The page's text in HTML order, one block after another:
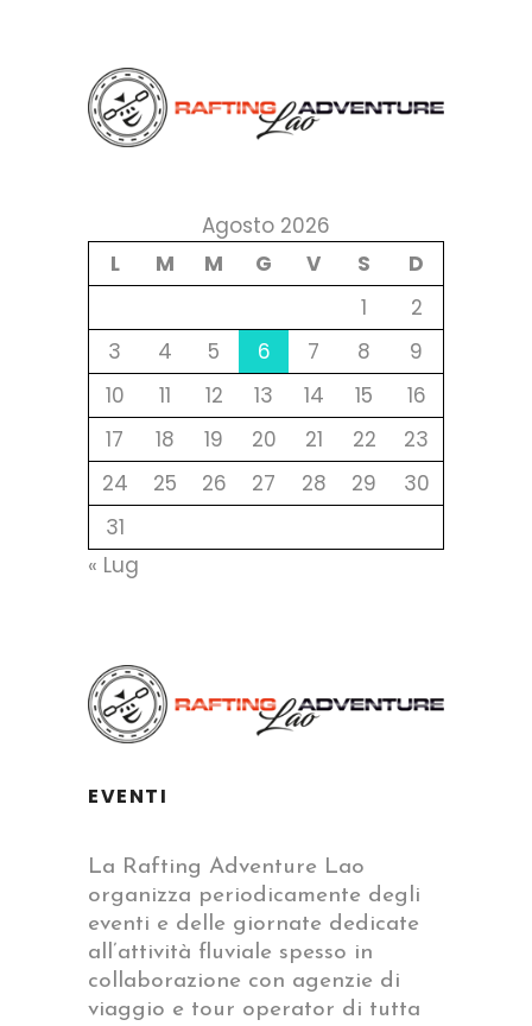
Agosto 2026
L
M M G V S
D
1
2
3
4 5 6 7 8
9
10
11 12 13 14 15
16
17
18 19 20 21 22
23
24
25 26 27 28 29
30
31
« Lug
EVENTI
La Rafting Adventure Lao
organizza periodicamente degli
eventi e delle giornate dedicate
all’attività fluviale spesso in
collaborazione con agenzie di
viaggio e tour operator di tutta